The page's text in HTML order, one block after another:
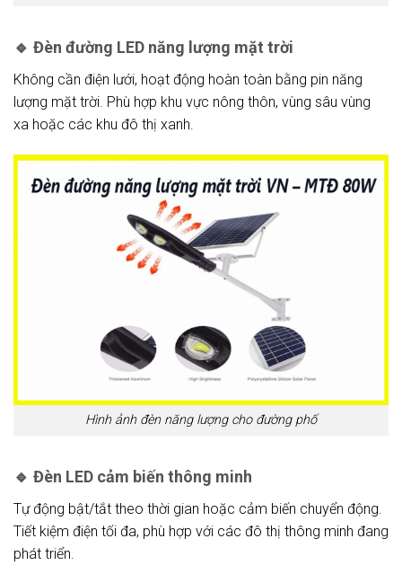
🔹 Đèn đường LED năng lượng mặt trời
Không cần điện lưới, hoạt động hoàn toàn bằng pin năng
lượng mặt trời. Phù hợp khu vực nông thôn, vùng sâu vùng
xa hoặc các khu đô thị xanh.
Hình ảnh đèn năng lượng cho đường phố
🔹 Đèn LED cảm biến thông minh
Tự động bật/tắt theo thời gian hoặc cảm biến chuyển động.
Tiết kiệm điện tối đa, phù hợp với các đô thị thông minh đang
phát triển.